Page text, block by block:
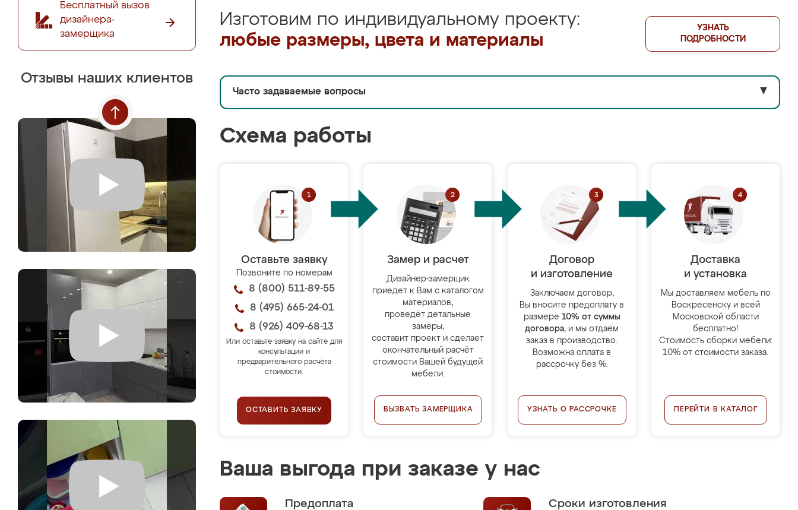
Бесплатный вызов
дизайнера-
замерщика
Отзывы наших клиентов
Изготовим по индивидуальному проекту:
любые размеры, цвета и материалы
УЗНАТЬ
ПОДРОБНОСТИ
Часто задаваемые вопросы ▼
Схема работы
Оставьте заявку
Позвоните по номерам
8 (800) 511-89-55
8 (495) 665-24-01
8 (926) 409-68-13
Или оставьте заявку на сайте для
консультации и
предварительного расчёта
стоимости.
ОСТАВИТЬ ЗАЯВКУ
Замер и расчет
Дизайнер-замерщик
приедет к Вам с каталогом
материалов,
проведёт детальные
замеры,
составит проект и сделает
окончательный расчёт
стоимости Вашей будущей
мебели.
ВЫЗВАТЬ ЗАМЕРЩИКА
Договор
и изготовление
Заключаем договор,
Вы вносите предоплату в
размере 10% от суммы
договора, и мы отдаём
заказ в производство.
Возможна оплата в
рассрочку без %.
УЗНАТЬ О РАССРОЧКЕ
Доставка
и установка
Мы доставляем мебель по
Воскресенску и всей
Московской области
бесплатно!
Стоимость сборки мебели:
10% от стоимости заказа.
ПЕРЕЙТИ В КАТАЛОГ
Ваша выгода при заказе у нас
Предоплата
Сроки изготовления